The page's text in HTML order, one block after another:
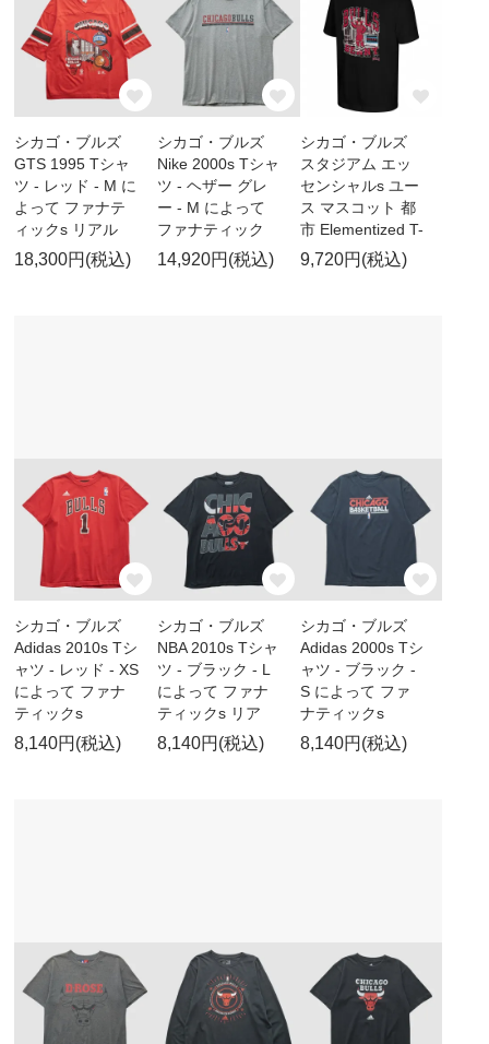
シカゴ・ブルズ
GTS 1995 Tシャ
ツ - レッド - M に
よって ファナテ
ィックs リアル
18,300円(税込)
シカゴ・ブルズ
Nike 2000s Tシャ
ツ - ヘザー グレ
ー - M によって
ファナティック
14,920円(税込)
シカゴ・ブルズ
スタジアム エッ
センシャルs ユー
ス マスコット 都
市 Elementized T-
9,720円(税込)
シカゴ・ブルズ
Adidas 2010s Tシ
ャツ - レッド - XS
によって ファナ
ティックs
8,140円(税込)
シカゴ・ブルズ
NBA 2010s Tシャ
ツ - ブラック - L
によって ファナ
ティックs リア
8,140円(税込)
シカゴ・ブルズ
Adidas 2000s Tシ
ャツ - ブラック -
S によって ファ
ナティックs
8,140円(税込)